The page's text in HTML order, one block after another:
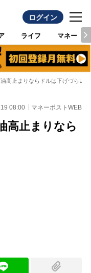
ログイン
ライフ マネー
高止まりならドルは下げづらいか
08:00 マネーポストWEB
高止まりなら